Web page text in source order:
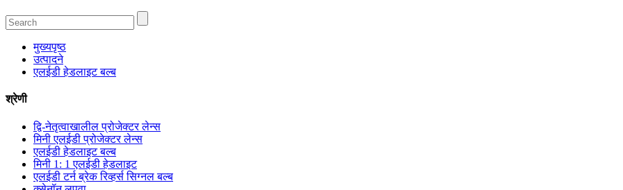
मुख्यपृष्ठ
उत्पादने
एलईडी हेडलाइट बल्ब
श्रेणी
द्वि-नेतृत्वाखालील प्रोजेक्टर लेन्स
मिनी एलईडी प्रोजेक्टर लेन्स
एलईडी हेडलाइट बल्ब
मिनी 1: 1 एलईडी हेडलाइट
एलईडी टर्न ब्रेक रिव्हर्स सिग्नल बल्ब